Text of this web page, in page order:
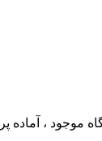
موجود ،